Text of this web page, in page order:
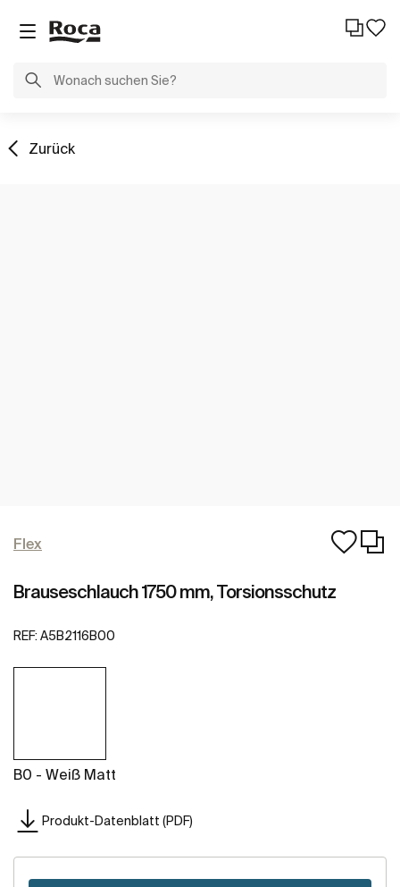
Zurück
Flex
Brauseschlauch 1750 mm, Torsionsschutz
REF: A5B2116B00
B0 - Weiß Matt
Produkt-Datenblatt (PDF)